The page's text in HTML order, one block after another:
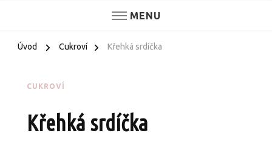
MENU
Úvod Cukroví Křehká srdíčka
CUKROVÍ
Křehká srdíčka